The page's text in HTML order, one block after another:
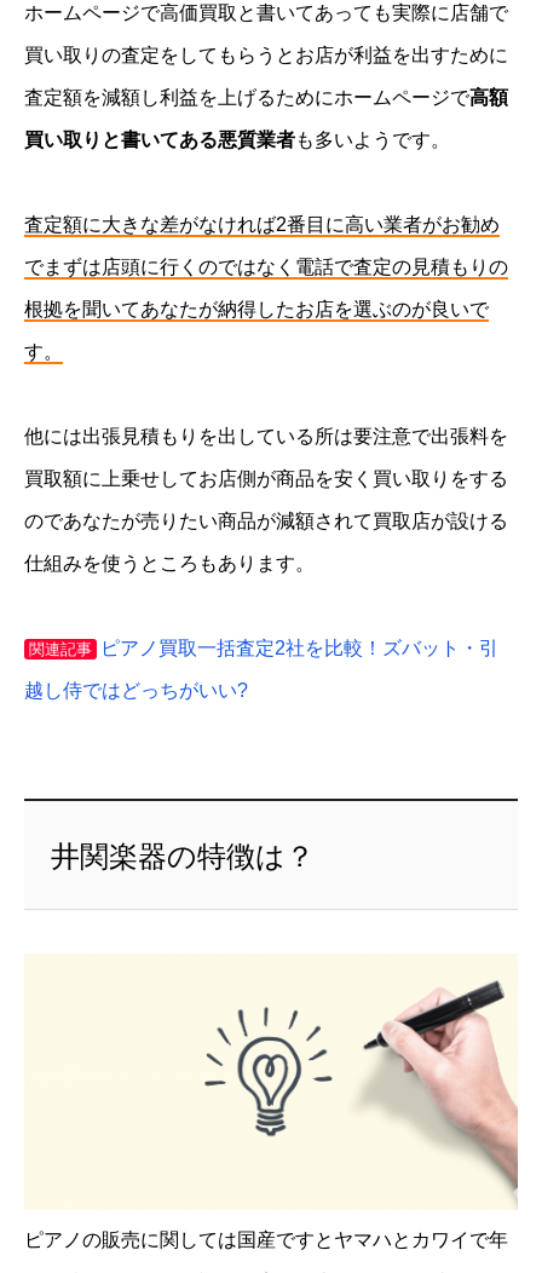
ホームページで高価買取と書いてあっても実際に店舗で
買い取りの査定をしてもらうとお店が利益を出すために
査定額を減額し利益を上げるためにホームページで高額
買い取りと書いてある悪質業者も多いようです。
査定額に大きな差がなければ2番目に高い業者がお勧め
でまずは店頭に行くのではなく電話で査定の見積もりの
根拠を聞いてあなたが納得したお店を選ぶのが良いで
す。
他には出張見積もりを出している所は要注意で出張料を
買取額に上乗せしてお店側が商品を安く買い取りをする
のであなたが売りたい商品が減額されて買取店が設ける
仕組みを使うところもあります。
関連記事 ピアノ買取一括査定2社を比較！ズバット・引
越し侍ではどっちがいい?
井関楽器の特徴は？
ピアノの販売に関しては国産ですとヤマハとカワイで年